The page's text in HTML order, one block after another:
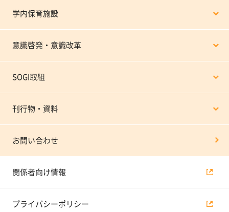
学内保育施設
意識啓発・意識改革
SOGI取組
刊行物・資料
お問い合わせ
関係者向け情報
プライバシーポリシー